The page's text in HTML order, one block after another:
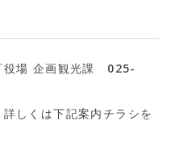
役場 企画観光課 025-
しくは下記案内チラシを